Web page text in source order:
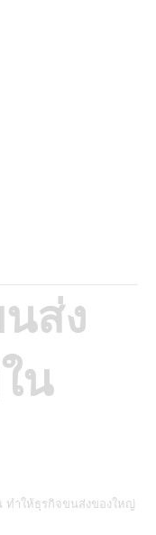
ส่ง
น
ำให้ธุรกิจขนส่งของใหญ่